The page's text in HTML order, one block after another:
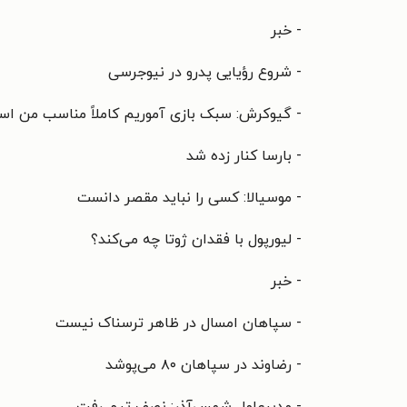
- خبر
- شروع رؤیایی پدرو در نیوجرسی
- گیوکرش: سبک بازی آموریم کاملاً مناسب من
- بارسا کنار زده شد
- موسیالا: کسی را نباید مقصر دانست
- لیورپول با فقدان ژوتا چه می‌کند؟
- خبر
- سپاهان امسال در ظاهر ترسناک نیست
- رضاوند در سپاهان ۸۰ می‌پوشد